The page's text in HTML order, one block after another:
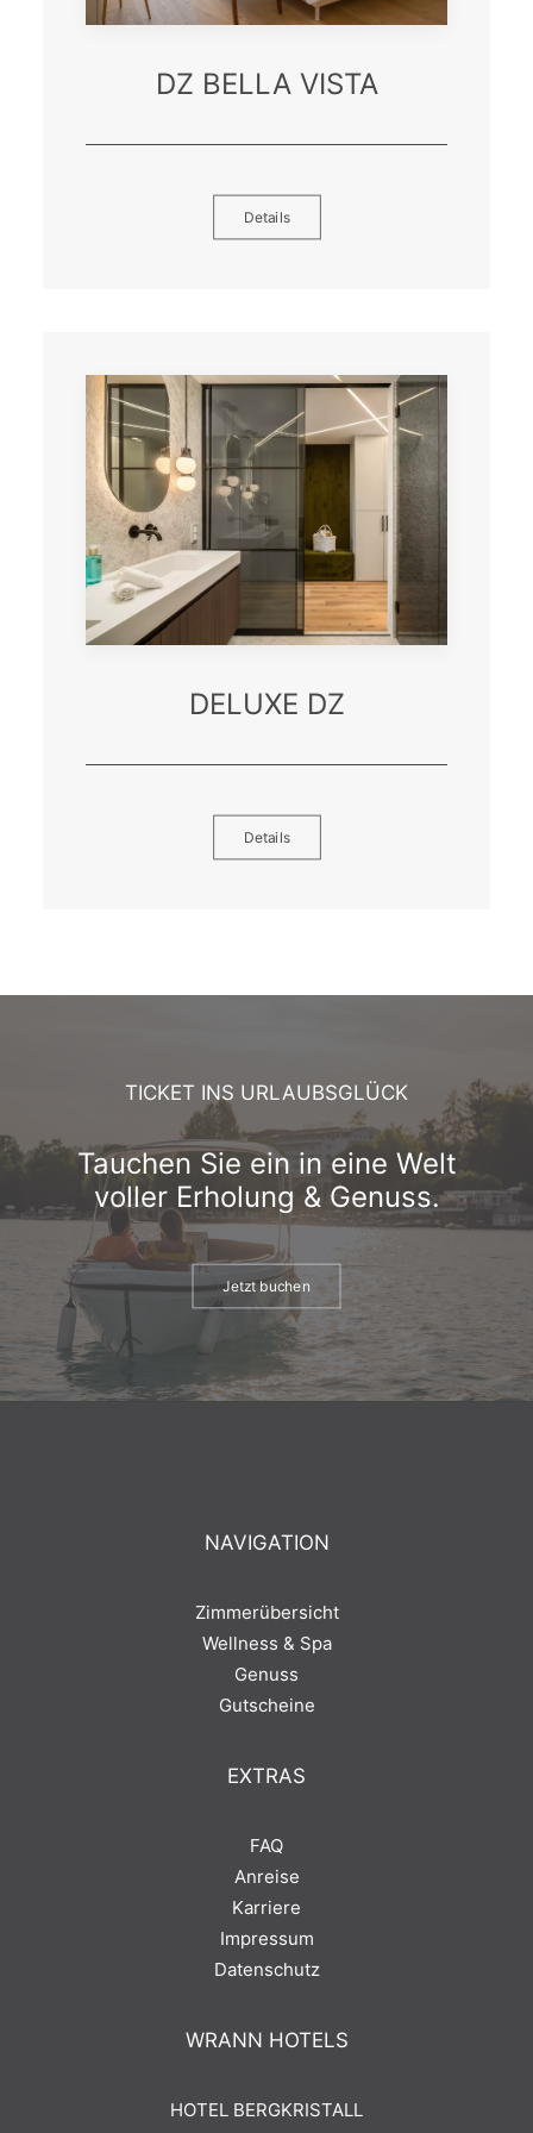
DZ BELLA VISTA
Details
DELUXE DZ
Details
TICKET INS URLAUBSGLÜCK
Tauchen Sie ein in eine Welt
voller Erholung & Genuss.
Jetzt buchen
NAVIGATION
Zimmerübersicht
Wellness & Spa
Genuss
Gutscheine
EXTRAS
FAQ
Anreise
Karriere
Impressum
Datenschutz
WRANN HOTELS
HOTEL BERGKRISTALL